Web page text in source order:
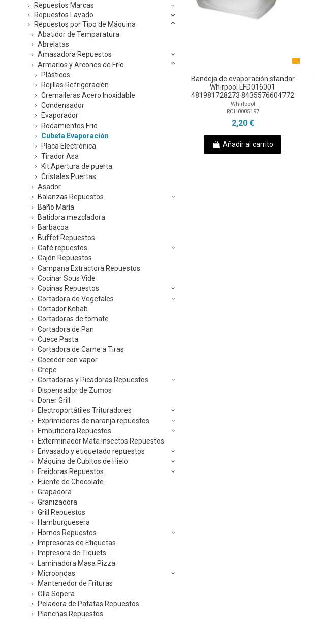
Bandeja de evaporación standar
Whirpool LFD016001
481981728273 8435576604772
Whirlpool
RCH0005197
2,20 €
Añadir al carrito
Repuestos Marcas
Repuestos Lavado
Repuestos por Tipo de Máquina
Abatidor de Temparatura
Abrelatas
Amasadora Repuestos
Armarios y Arcones de Frío
Plásticos
Rejillas Refrigeración
Cremalleras Acero Inoxidable
Condensador
Evaporador
Rodamientos Frio
Cubeta Evaporación
Placa Electrónica
Tirador Asa
Kit Apertura de puerta
Cristales Puertas
Asador
Balanzas Repuestos
Baño María
Batidora mezcladora
Barbacoa
Buffet Repuestos
Café repuestos
Cajón Repuestos
Campana Extractora Repuestos
Cocinar Sous Vide
Cocinas Repuestos
Cortadora de Vegetales
Cortador Kebab
Cortadoras de tomate
Cortadora de Pan
Cuece Pasta
Cortadora de Carne a Tiras
Cocedor con vapor
Crepe
Cortadoras y Picadoras Repuestos
Dispensador de Zumos
Doner Grill
Electroportátiles Trituradores
Exprimidores de naranja repuestos
Embutidora Repuestos
Exterminador Mata Insectos Repuestos
Envasado y etiquetado repuestos
Máquina de Cubitos de Hielo
Freidoras Repuestos
Fuente de Chocolate
Grapadora
Granizadora
Grill Repuestos
Hamburguesera
Hornos Repuestos
Impresoras de Etiquetas
Impresora de Tiquets
Laminadora Masa Pizza
Microondas
Mantenedor de Frituras
Olla Sopera
Peladora de Patatas Repuestos
Planchas Repuestos